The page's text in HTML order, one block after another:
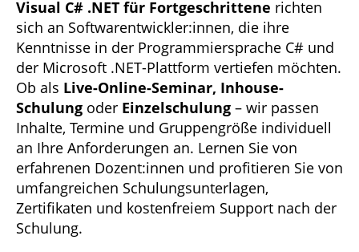
Visual C# .NET für Fortgeschrittene richten
sich an Softwarentwickler:innen, die ihre
Kenntnisse in der Programmiersprache C# und
der Microsoft .NET-Plattform vertiefen möchten.
Ob als Live-Online-Seminar, Inhouse-
Schulung oder Einzelschulung – wir passen
Inhalte, Termine und Gruppengröße individuell
an Ihre Anforderungen an. Lernen Sie von
erfahrenen Dozent:innen und profitieren Sie von
umfangreichen Schulungsunterlagen,
Zertifikaten und kostenfreiem Support nach der
Schulung.